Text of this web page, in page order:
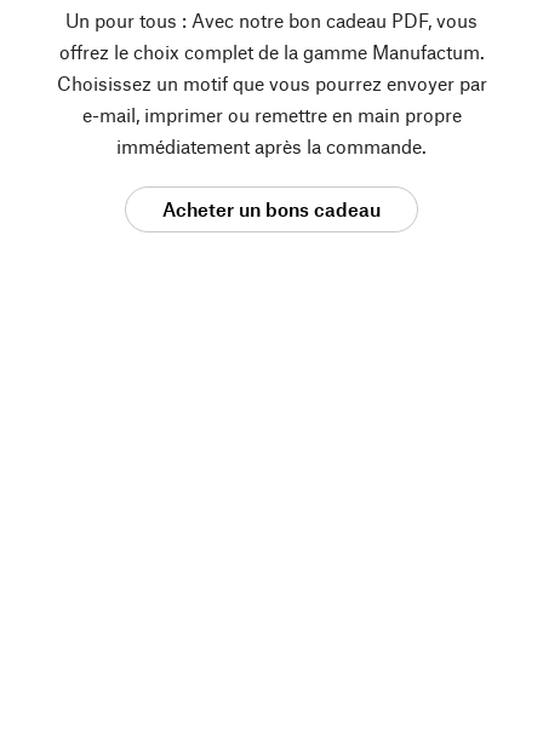
Un pour tous : Avec notre bon cadeau PDF, vous
offrez le choix complet de la gamme Manufactum.
Choisissez un motif que vous pourrez envoyer par
e-mail, imprimer ou remettre en main propre
immédiatement après la commande.
Acheter un bons cadeau